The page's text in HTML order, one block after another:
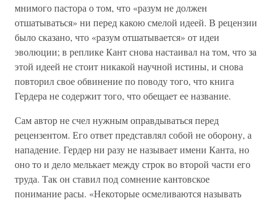
мнимого пастора о том, что «разум не должен
отшатываться» ни перед какою смелой идеей. В рецензии
было сказано, что «разум отшатывается» от идеи
эволюции; в реплике Кант снова настаивал на том, что за
этой идеей не стоит никакой научной истины, и снова
повторил свое обвинение по поводу того, что книга
Гердера не содержит того, что обещает ее название.
Сам автор не счел нужным оправдываться перед
рецензентом. Его ответ представлял собой не оборону, а
нападение. Гердер ни разу не называет имени Канта, но
оно то и дело мелькает между строк во второй части его
труда. Так он ставил под сомнение кантовское
понимание расы. «Некоторые осмеливаются называть